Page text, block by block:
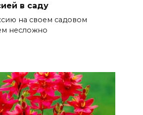
в саду
на своем садовом
несложно